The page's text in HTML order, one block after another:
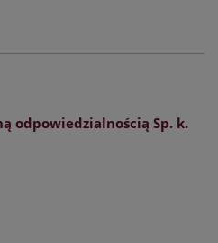
odpowiedzialnością Sp. k.